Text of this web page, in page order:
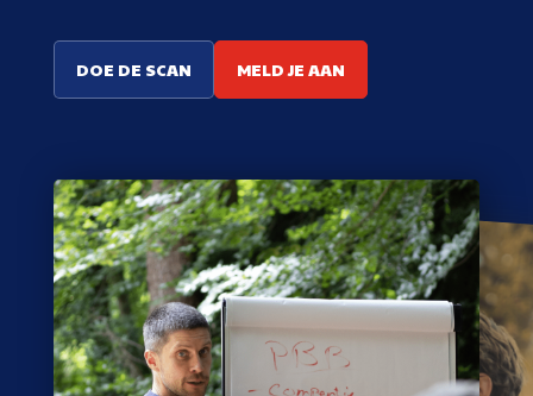
DOE DE SCAN MELD JE AAN